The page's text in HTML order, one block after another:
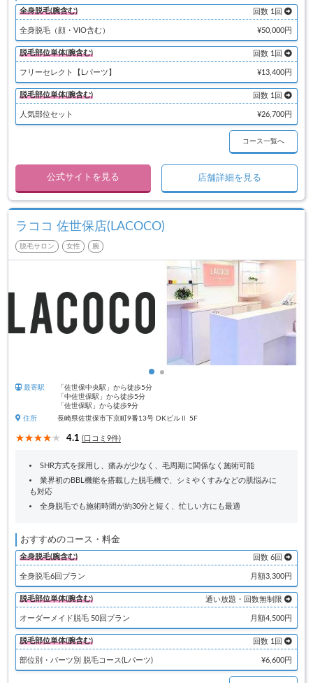
全身脱毛(腕含む) 回数 1回
全身脱毛（顔・VIO含む） ¥50,000円
脱毛部位単体(腕含む) 回数 1回
フリーセレクト【Lパーツ】 ¥13,400円
脱毛部位単体(腕含む) 回数 1回
人気部位セット ¥26,700円
コース一覧へ
公式サイトを見る 店舗詳細を見る
ラココ 佐世保店(LACOCO)
脱毛サロン 女性 腕
最寄駅
「佐世保中央駅」から徒歩5分
「中佐世保駅」から徒歩5分
「佐世保駅」から徒歩9分
住所
長崎県佐世保市下京町9番13号 DKビルⅡ 5F
4.1 (口コミ9件)
SHR方式を採用し、痛みが少なく、毛周期に関係なく施術可能
業界初のBBL機能を搭載した脱毛機で、シミやくすみなどの肌悩みに
も対応
全身脱毛でも施術時間が約30分と短く、忙しい方にも最適
おすすめのコース・料金
全身脱毛(腕含む) 回数 6回
全身脱毛6回プラン 月額3,300円
脱毛部位単体(腕含む) 通い放題・回数無制限
オーダーメイド脱毛 50回プラン 月額4,500円
脱毛部位単体(腕含む) 回数 1回
部位別・パーツ別 脱毛コース(Lパーツ) ¥6,600円